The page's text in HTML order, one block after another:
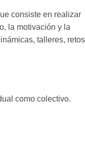
consiste en realizar
la motivación y la
talleres,
como colectivo.